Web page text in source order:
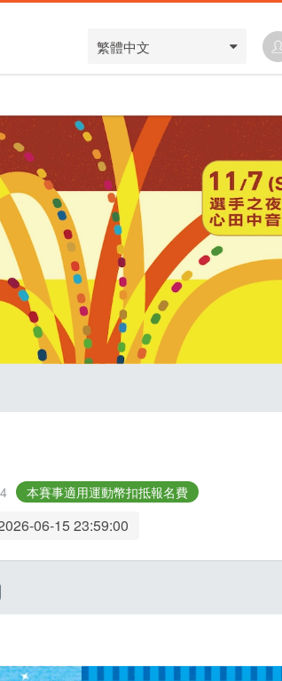
繁體中文
本賽事適用運動幣扣抵報名費
06-15 23:59:00